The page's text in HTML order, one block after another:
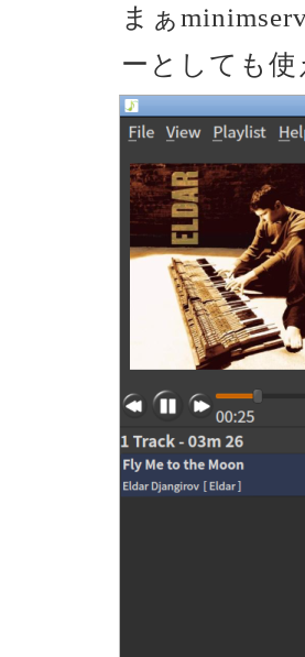
まぁ
ーとしても